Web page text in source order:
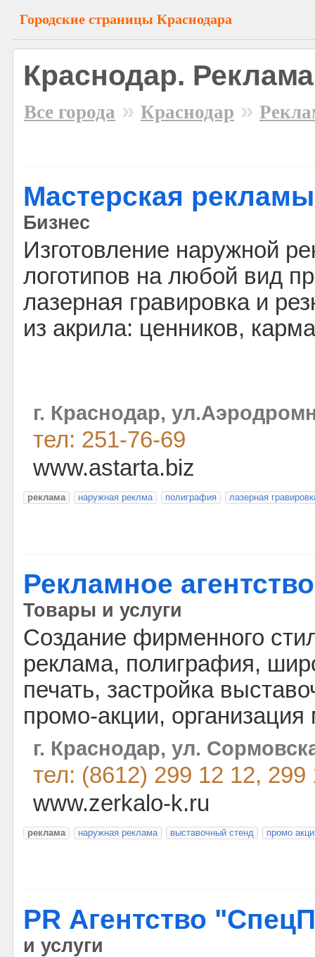
Городские страницы Краснодара
Краснодар.
Все города » Краснодар »
Мастерская
Бизнес
Изготовление наружной
логотипов на любой вид
лазерная гравировка и
из акрила: ценников,
г. Краснодар,
тел: 251-76-69
www.astarta.biz
реклама наружная реклма полиграфия лазерная
Рекламное
Товары и услуги
Создание фирменного
реклама, полиграфия,
печать, застройка
промо-акции,
г. Краснодар, ул.
тел: (8612) 299 12 12,
www.zerkalo-k.ru
реклама наружная реклама выставочный стенд промо
PR Агентство
и услуги